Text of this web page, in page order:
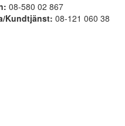
08-580 02 867
Kundtjänst: 08-121 060 38